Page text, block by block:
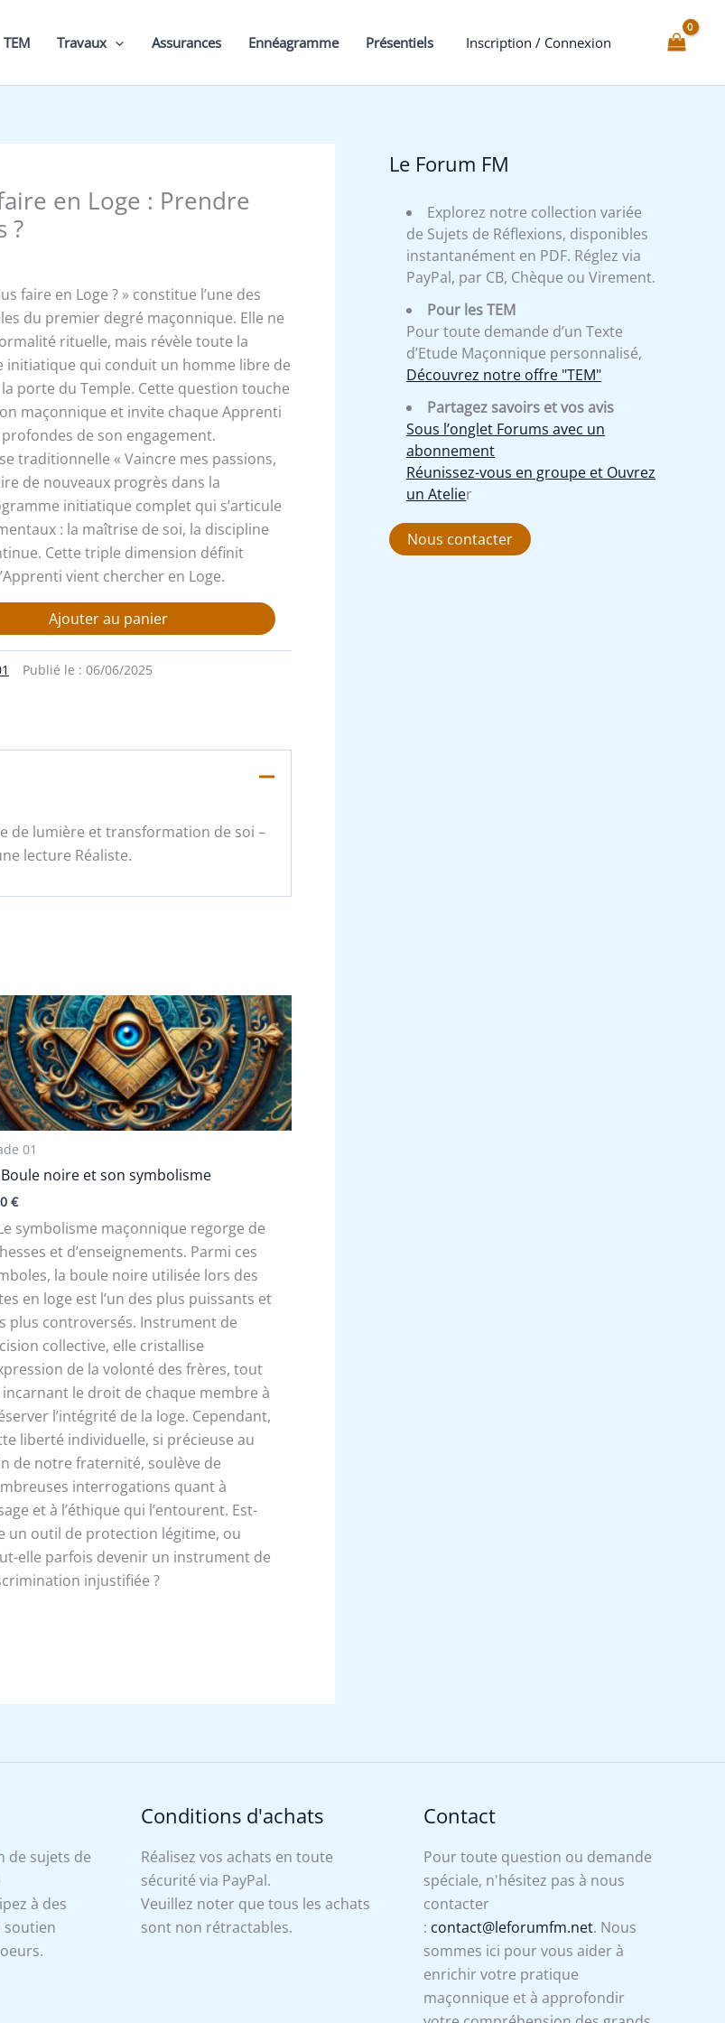
TEM Travaux Assurances Ennéagramme Présentiels Inscription / Connexion
en Loge : Prendre
?
faire en Loge ? » constitue l’une des
du premier degré maçonnique. Elle ne
rituelle, mais révèle toute la
initiatique qui conduit un homme libre de
porte du Temple. Cette question touche
maçonnique et invite chaque Apprenti
de son engagement.
traditionnelle « Vaincre mes passions,
de nouveaux progrès dans la
initiatique complet qui s’articule
: la maîtrise de soi, la discipline
Cette triple dimension définit
vient chercher en Loge.
Ajouter au panier
Publié le : 06/06/2025
de lumière et transformation de soi –
lecture Réaliste.
01
Boule noire et son symbolisme
€
symbolisme maçonnique regorge de
et d’enseignements. Parmi ces
la boule noire utilisée lors des
en loge est l’un des plus puissants et
plus controversés. Instrument de
collective, elle cristallise
de la volonté des frères, tout
incarnant le droit de chaque membre à
l’intégrité de la loge. Cependant,
liberté individuelle, si précieuse au
de notre fraternité, soulève de
interrogations quant à
et à l’éthique qui l’entourent. Est-
un outil de protection légitime, ou
elle parfois devenir un instrument de
injustifiée ?
Le Forum FM
Explorez notre collection variée
de Sujets de Réflexions, disponibles
instantanément en PDF. Réglez via
PayPal, par CB, Chèque ou Virement.
Pour les TEM
Pour toute demande d’un Texte
d’Etude Maçonnique personnalisé,
Découvrez notre offre "TEM"
Partagez savoirs et vos avis
Sous l’onglet Forums avec un
abonnement
Réunissez-vous en groupe et Ouvrez
un Atelier
Nous contacter
de sujets de
à des
soutien
Conditions d'achats
Réalisez vos achats en toute
sécurité via PayPal.
Veuillez noter que tous les achats
sont non rétractables.
Contact
Pour toute question ou demande
spéciale, n'hésitez pas à nous
contacter
: contact@leforumfm.net. Nous
sommes ici pour vous aider à
enrichir votre pratique
maçonnique et à approfondir
vous
en
Prendre
Engagements